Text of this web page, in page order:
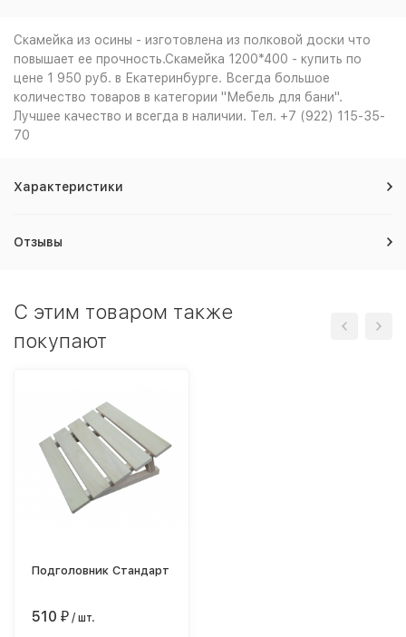
Скамейка из осины - изготовлена из полковой доски что
повышает ее прочность.Скамейка 1200*400 - купить по
цене 1 950 руб. в Екатеринбурге. Всегда большое
количество товаров в категории "Мебель для бани".
Лучшее качество и всегда в наличии. Тел. +7 (922) 115-35-
70
Характеристики
Отзывы
С этим товаром также
покупают
Подголовник Стандарт
510 ₽ / шт.